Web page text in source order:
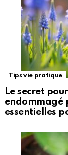
Tips vie pratique
Le secret
endommagé
essentielles